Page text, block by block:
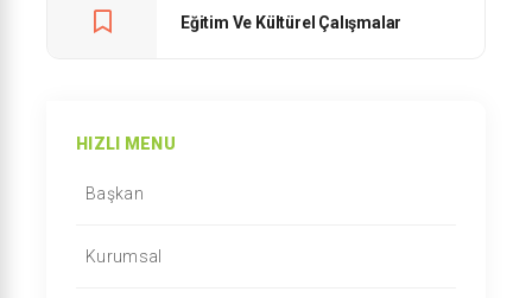
Eğitim Ve Kültürel Çalışmalar
HIZLI MENU
Başkan
Kurumsal